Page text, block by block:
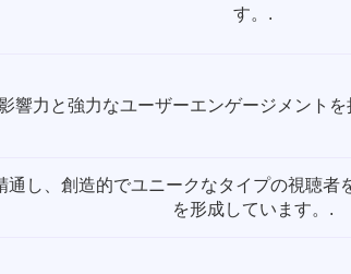
す。.
響力と強力なユーザーエンゲージメント
通し、創造的でユニークなタイプの視聴者
を形成しています。.